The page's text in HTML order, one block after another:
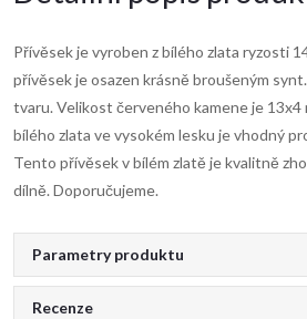
Přívěsek je vyroben z bílého zlata ryzosti
přívěsek je osazen krásně broušeným
tvaru. Velikost červeného kamene je 13x4
bílého zlata ve vysokém lesku je vhodný
Tento přívěsek v bílém zlatě je kvalitně
dílně. Doporučujeme.
Parametry produktu
Recenze